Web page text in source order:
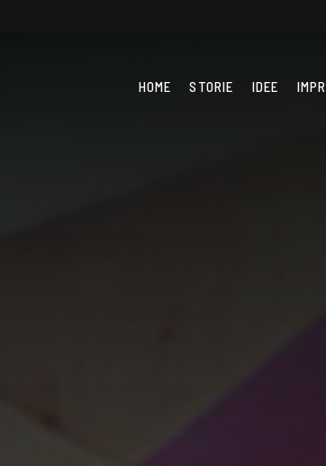
HOME STORIE IDEE